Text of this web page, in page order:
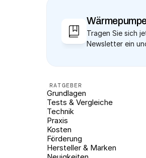
Tragen Sie sich
Newsletter ein
RATGEBER
Grundlagen
Tests & Vergleiche
Technik
Praxis
Kosten
Förderung
Hersteller & Marken